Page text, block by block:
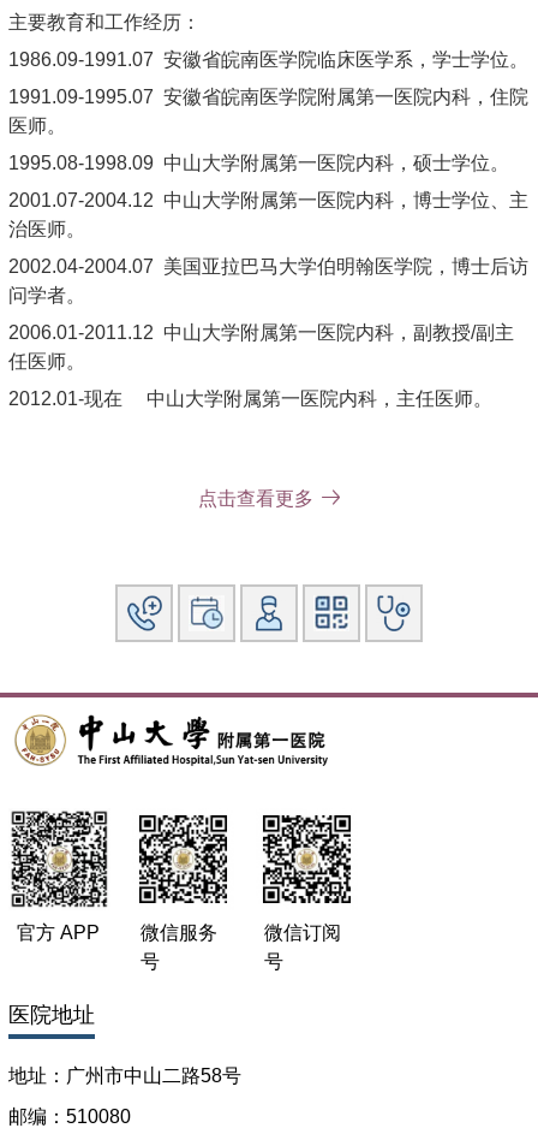
主要教育和工作经历：
1986.09-1991.07 安徽省皖南医学院临床医学系，学士学位。
1991.09-1995.07 安徽省皖南医学院附属第一医院内科，住院
医师。
1995.08-1998.09 中山大学附属第一医院内科 ， 硕士学位。
2001.07-2004.12 中山大学附属第一医院内科，博士学位、主
治医师。
2002.04-2004.07 美国亚拉巴马大学伯明翰医学院， 博士后访
问学者。
2006.01-2011.12 中山大学附属第一医院内科，副教授/副主
任医师。
2012.01-现在 中山大学附属第一医院内科，主任医师。
常委，中华骨髓库广东分库专家。
mediating osteoclast diffe人tiation and function.J.Biol.Chem,
,279(52):54759.
sigaling by tumour necrosis factor receptor family members.
Biochem.J,2004,383:219.
3.A novel RANK cytoplasmic motif plays essential role in
osteoclast lineage.J.Biol.Chem,2006,281(8): 4678.
4.Aurora Kinase Inhibitor VX-680 Induces Apoptosis in
ATRA-resistant Acute Promyelocytic Leukemia Cell Line
NB4-R2.
J Transl Med ,
2011,9:74.
5.Curcumin reduces expression of Bcl-2, leading to apoptosis
cell lines and primary sorted CD34+ acute myeloid leukemia
cells.J Transl Med
专著：《血液病临床诊断与治疗方案》, 副主编,科学技术文献
点击查看更多
官方 APP
微信服务
号
微信订阅
号
医院地址
地址：广州市中山二路58号
邮编：510080